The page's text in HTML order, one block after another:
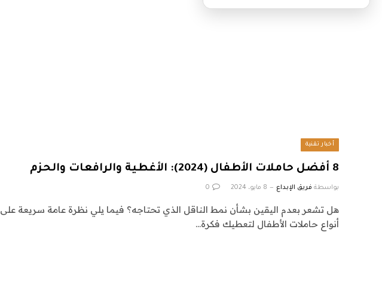
أخبار تقنية
8 أفضل حاملات الأطفال (2024): الأغطية والرافعات والحزم
بواسطة فريق الإبداع 8 مايو، 2024 0
هل تشعر بعدم اليقين بشأن نمط الناقل الذي تحتاجه؟ فيما يلي نظرة عامة سريعة على
أنواع حاملات الأطفال لتعطيك فكرة…